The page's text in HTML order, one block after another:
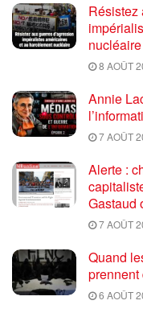
Résistez
8 AOÛT
Annie
7 AOÛT
Alerte :
Gastaud
7 AOÛT
Quand
prennent
6 AOÛT